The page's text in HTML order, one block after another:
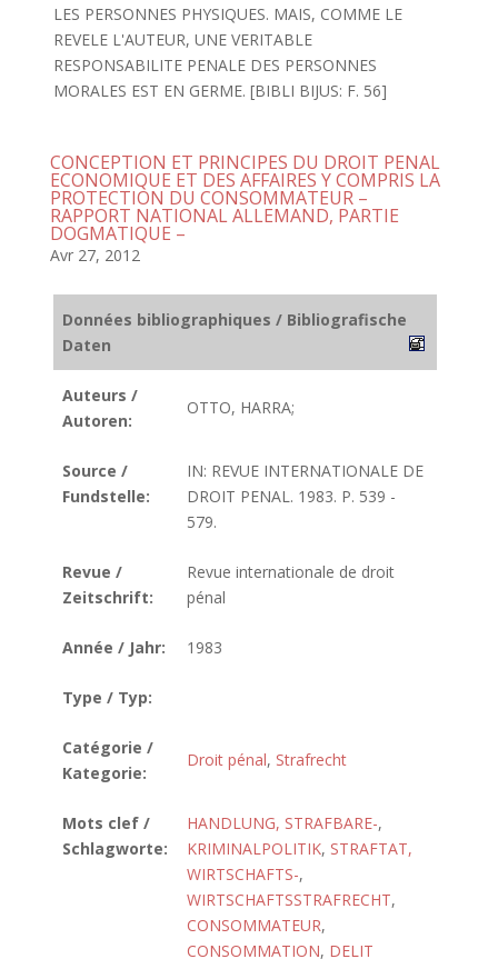
LES PERSONNES PHYSIQUES. MAIS, COMME LE
REVELE L'AUTEUR, UNE VERITABLE
RESPONSABILITE PENALE DES PERSONNES
MORALES EST EN GERME. [BIBLI BIJUS: F. 56]
CONCEPTION ET PRINCIPES DU DROIT PENAL
ECONOMIQUE ET DES AFFAIRES Y COMPRIS LA
PROTECTION DU CONSOMMATEUR –
RAPPORT NATIONAL ALLEMAND, PARTIE
DOGMATIQUE –
Avr 27, 2012
Données bibliographiques / Bibliografische
Daten
Auteurs /
Autoren:
OTTO, HARRA;
Source /
Fundstelle:
IN: REVUE INTERNATIONALE DE
DROIT PENAL. 1983. P. 539 -
579.
Revue /
Zeitschrift:
Revue internationale de droit
pénal
Année / Jahr: 1983
Type / Typ:
Catégorie /
Kategorie:
Droit pénal, Strafrecht
Mots clef /
Schlagworte:
HANDLUNG, STRAFBARE-,
KRIMINALPOLITIK, STRAFTAT,
WIRTSCHAFTS-,
WIRTSCHAFTSSTRAFRECHT,
CONSOMMATEUR,
CONSOMMATION, DELIT